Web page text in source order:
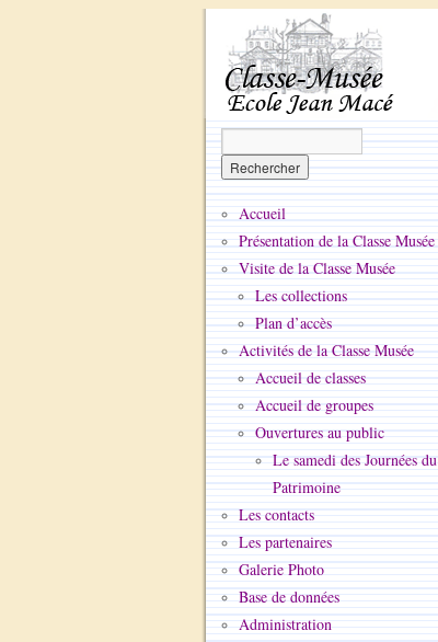
Accueil
Présentation de la Classe Musée
Visite de la Classe Musée
Les collections
Plan d’accès
Activités de la Classe Musée
Accueil de classes
Accueil de groupes
Ouvertures au public
Le samedi des Journées du
Patrimoine
Les contacts
Les partenaires
Galerie Photo
Base de données
Administration